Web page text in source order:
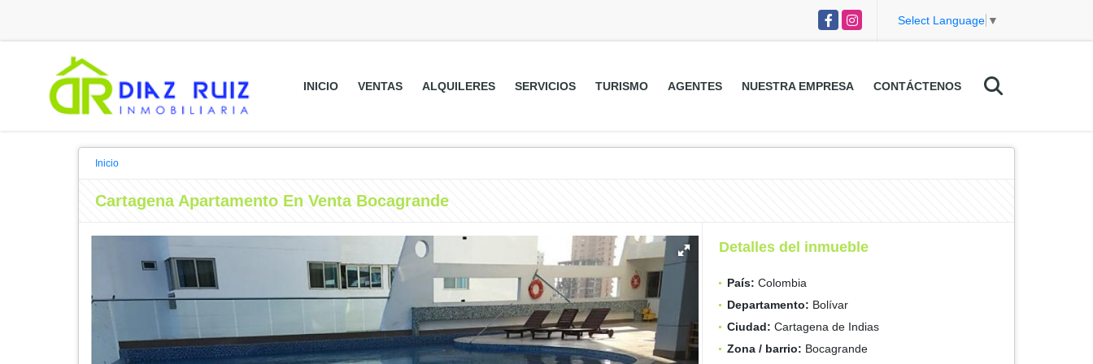
FacebookInstagram Select Language ▼
INICIO VENTAS ALQUILERES SERVICIOS TURISMO AGENTES NUESTRA EMPRESA CONTÁCTENOS
Inicio
Cartagena Apartamento En Venta Bocagrande
Detalles del inmueble
País: Colombia
Departamento: Bolívar
Ciudad: Cartagena de Indias
Zona / barrio: Bocagrande